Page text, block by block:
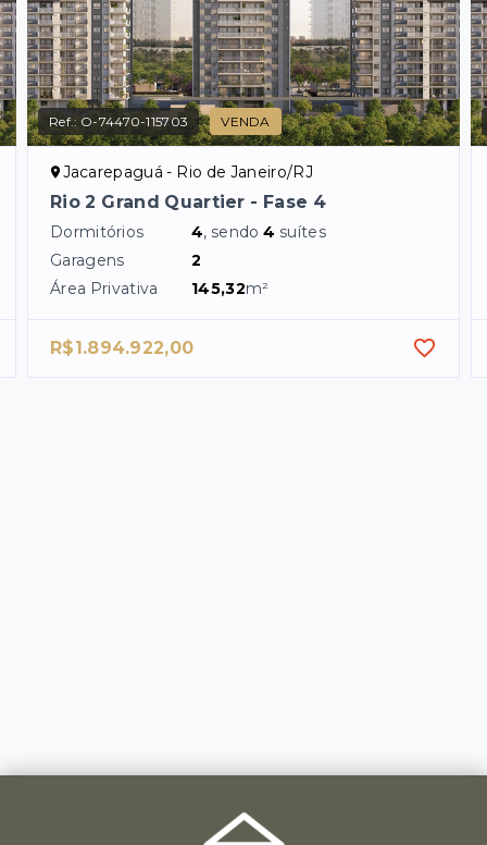
Ref.: O-74470-115703 VENDA
Jacarepaguá - Rio de Janeiro/RJ
Rio 2 Grand Quartier - Fase 4
Dormitórios 4, sendo4 suítes
Garagens
2
Área Privativa
145,32m²
R$1.894.922,00